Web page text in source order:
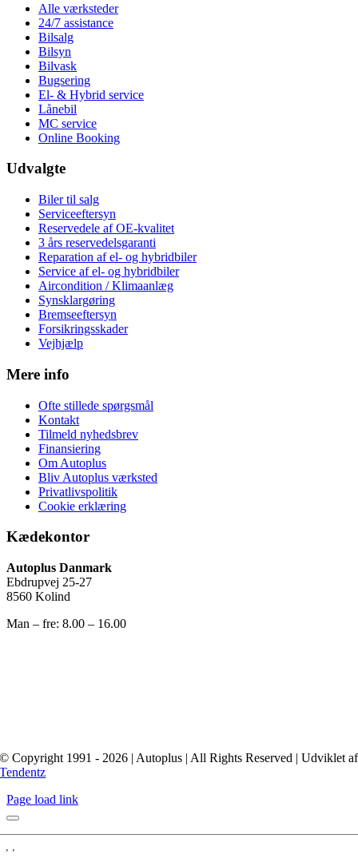
Alle værksteder
24/7 assistance
Bilsalg
Bilsyn
Bilvask
Bugsering
El- & Hybrid service
Lånebil
MC service
Online Booking
Udvalgte
Biler til salg
Serviceeftersyn
Reservedele af OE-kvalitet
3 års reservedelsgaranti
Reparation af el- og hybridbiler
Service af el- og hybridbiler
Aircondition / Klimaanlæg
Synsklargøring
Bremseeftersyn
Forsikringsskader
Vejhjælp
Mere info
Ofte stillede spørgsmål
Kontakt
Tilmeld nyhedsbrev
Finansiering
Om Autoplus
Bliv Autoplus værksted
Privatlivspolitik
Cookie erklæring
Kædekontor
Autoplus Danmark
Ebdrupvej 25-27
8560 Kolind
Man – fre: 8.00 – 16.00
© Copyright 1991 - 2026 | Autoplus | All Rights Reserved | Udviklet af
Tendentz
Page load link